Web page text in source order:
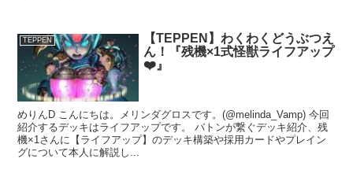
TEPPEN
【TEPPEN】わくわくどうぶつえ
ん！『残機×1式怪獣ライフアップ
❤️』
めりんD こんにちは。メリンダグロスです。(@melinda_Vamp) 今回
紹介するデッキはライフアップです。 バトンが繋ぐデッキ紹介、残
機×1さんに【ライフアップ】のデッキ構築や採用カードやプレイン
グについて本人に解説し...